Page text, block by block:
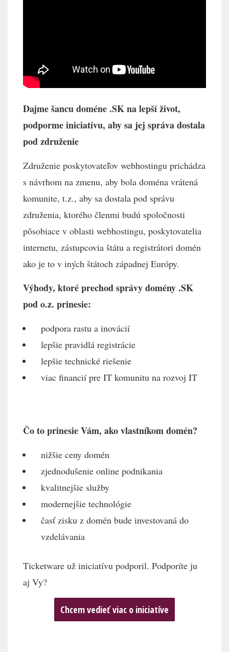
Dajme šancu doméne .SK na lepší život,
podporme iniciatívu, aby sa jej správa dostala
pod združenie
Združenie poskytovateľov webhostingu prichádza
s návrhom na zmenu, aby bola doména vrátená
komunite, t.z., aby sa dostala pod správu
združenia, ktorého členmi budú spoločnosti
pôsobiace v oblasti webhostingu, poskytovatelia
internetu, zástupcovia štátu a registrátori domén
ako je to v iných štátoch západnej Európy.
Výhody, ktoré prechod správy domény .SK
pod o.z. prinesie:
podpora rastu a inovácií
lepšie pravidlá registrácie
lepšie technické riešenie
viac financií pre IT komunitu na rozvoj IT
Čo to prinesie Vám, ako vlastníkom domén?
nižšie ceny domén
zjednodušenie online podnikania
kvalitnejšie služby
modernejšie technológie
časť zisku z domén bude investovaná do
vzdelávania
Ticketware už iniciatívu podporil. Podporíte ju
aj Vy?
Chcem vedieť viac o iniciatíve